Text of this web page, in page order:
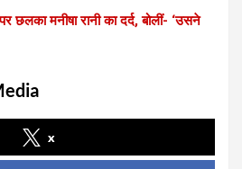
छलका मनीषा रानी का दर्द, बोलीं- ‘उसने
x